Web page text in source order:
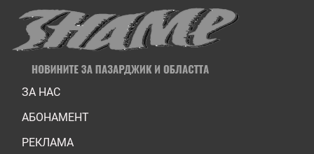
ЗА НАС
АБОНАМЕНТ
РЕКЛАМА